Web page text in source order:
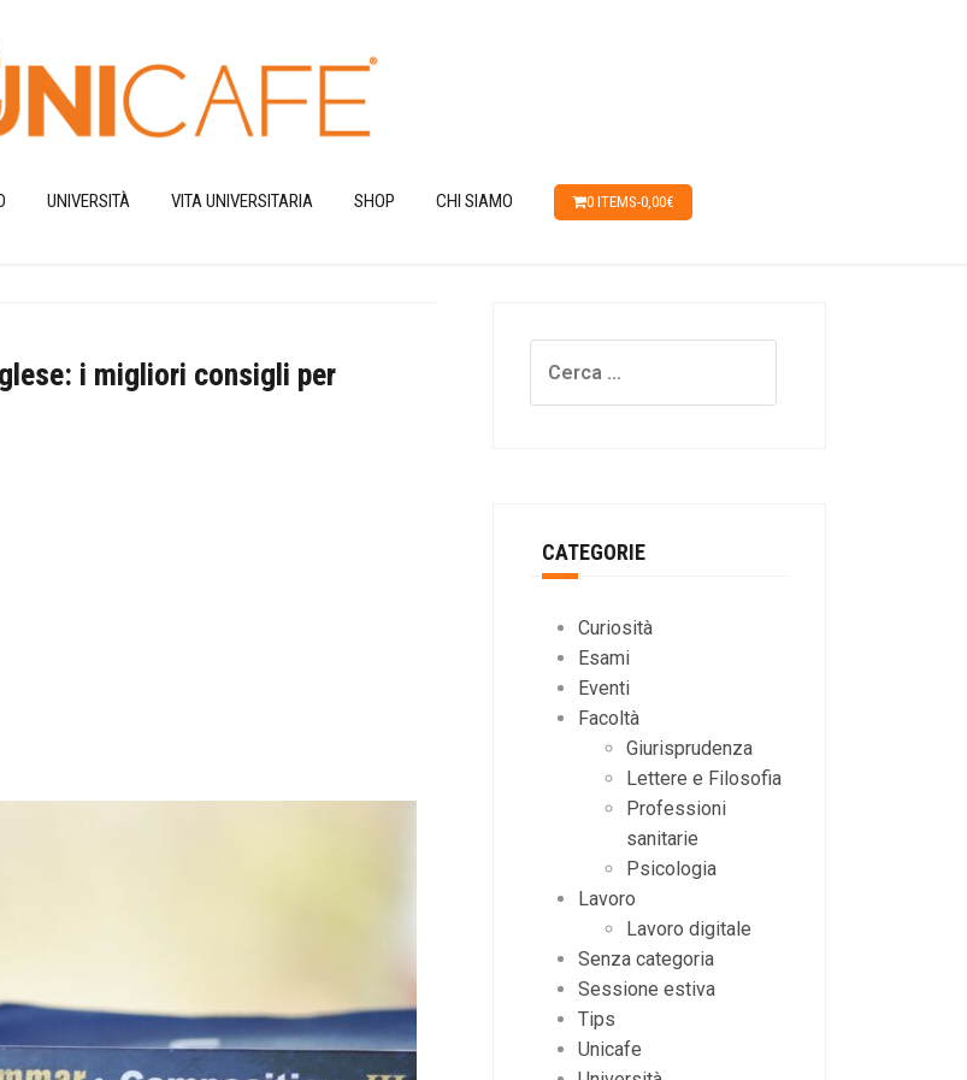
UNIVERSITÀ VITA UNIVERSITARIA SHOP CHI SIAMO 0 ITEMS-0,00€
i migliori consigli per
per:
CATEGORIE
Curiosità
Esami
Eventi
Facoltà
Giurisprudenza
Lettere e Filosofia
Professioni
sanitarie
Psicologia
Lavoro
Lavoro digitale
Senza categoria
Sessione estiva
Tips
Unicafe